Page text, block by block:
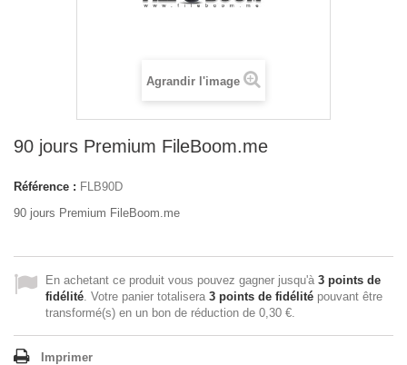
Agrandir l'image
90 jours Premium FileBoom.me
Référence : FLB90D
90 jours Premium FileBoom.me
En achetant ce produit vous pouvez gagner jusqu'à 3 points de
fidélité. Votre panier totalisera 3 points de fidélité pouvant être
transformé(s) en un bon de réduction de 0,30 €.
Imprimer